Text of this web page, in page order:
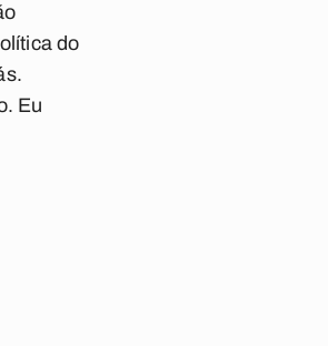
do
Eu